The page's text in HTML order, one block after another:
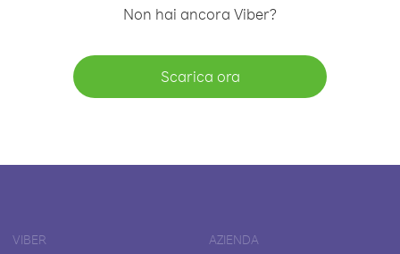
Non hai ancora Viber?
Scarica ora
VIBER AZIENDA